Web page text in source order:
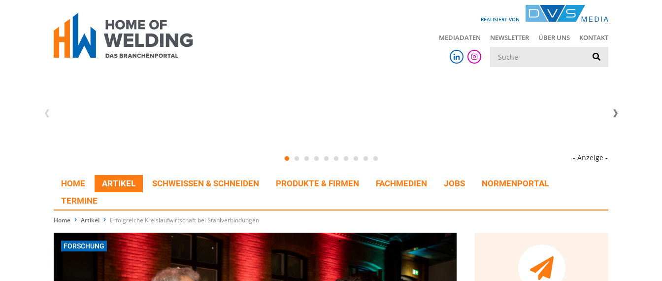
REALISIERT VON
MEDIADATEN NEWSLETTER ÜBER UNS KONTAKT
- Anzeige -
HOME ARTIKEL SCHWEISSEN & SCHNEIDEN PRODUKTE & FIRMEN FACHMEDIEN JOBS
NORMENPORTAL
TERMINE
Home Artikel Erfolgreiche Kreislaufwirtschaft bei Stahlverbindungen
FORSCHUNG